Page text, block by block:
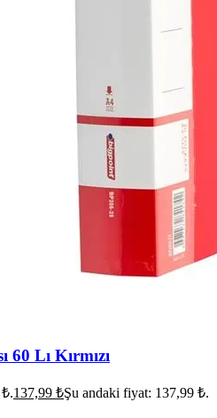
Lı Kırmızı
137,99 ₺Şu andaki fiyat: 137,99 ₺.